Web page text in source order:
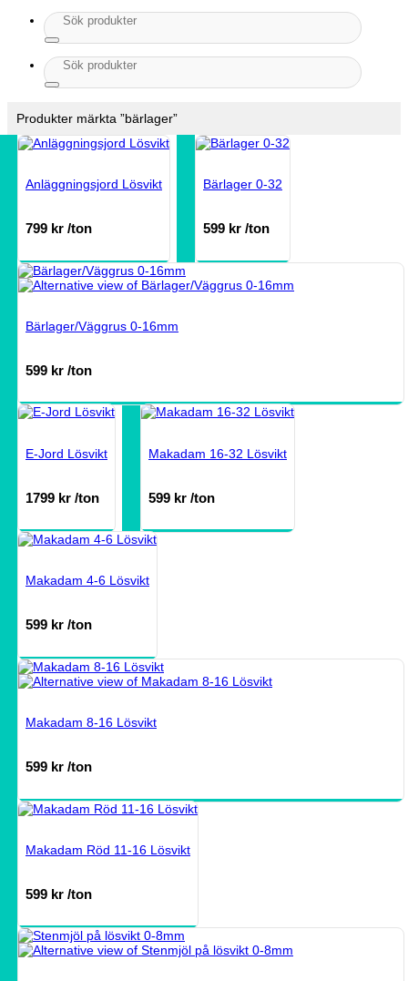
Sök
efter:
Sök
efter:
Produkter märkta ”bärlager”
Anläggningsjord Lösvikt
799 kr /ton
Bärlager 0-32
599 kr /ton
Bärlager/Väggrus 0-16mm
599 kr /ton
E-Jord Lösvikt
1799 kr /ton
Makadam 16-32 Lösvikt
599 kr /ton
Makadam 4-6 Lösvikt
599 kr /ton
Makadam 8-16 Lösvikt
599 kr /ton
Makadam Röd 11-16 Lösvikt
599 kr /ton